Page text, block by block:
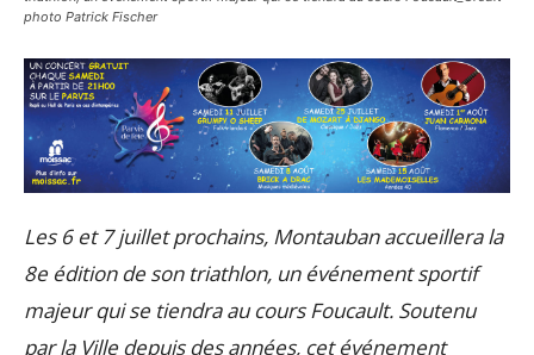
photo Patrick Fischer
Les 6 et 7 juillet prochains, Montauban accueillera la
8e édition de son triathlon, un événement sportif
majeur qui se tiendra au cours Foucault. Soutenu
par la Ville depuis des années, cet événement